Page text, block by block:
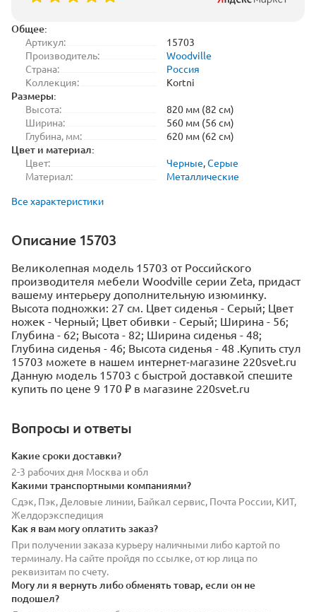
Общее:
Артикул:
15703
Производитель:
Woodville
Страна:
Россия
Коллекция:
Kortni
Размеры:
Высота:
820 мм (82 см)
Ширина:
560 мм (56 см)
Глубина, мм:
620 мм (62 см)
Цвет и материал:
Цвет: Черные,Серые
Материал:
Металлические
Все характеристики
Описание 15703
Великолепная модель 15703 от Российского
производителя мебели Woodville серии Zeta, придаст
вашему интерьеру дополнительную изюминку.
Высота подножки: 27 см. Цвет сиденья - Серый; Цвет
ножек - Черный; Цвет обивки - Серый; Ширина - 56;
Глубина - 62; Высота - 82; Ширина сиденья - 48;
Глубина сиденья - 46; Высота сиденья - 48 .Купить стул
15703 можете в нашем интернет-магазине 220svet.ru
Данную модель 15703 с быстрой доставкой спешите
купить по цене 9 170 ₽ в магазине 220svet.ru
Вопросы и ответы
Какие сроки доставки?
2-3 рабочих дня Москва и обл
Какими транспортными компаниями?
Сдэк, Пэк, Деловые линии, Байкал сервис, Почта России, КИТ,
Желдорэкспедиция
Как я вам могу оплатить заказ?
При получении заказа курьеру наличными либо картой по
терминалу. На сайте пройдя по ссылке, от юр лица по
реквизитам по счету.
Могу ли я вернуть либо обменять товар, если он не
подошел?